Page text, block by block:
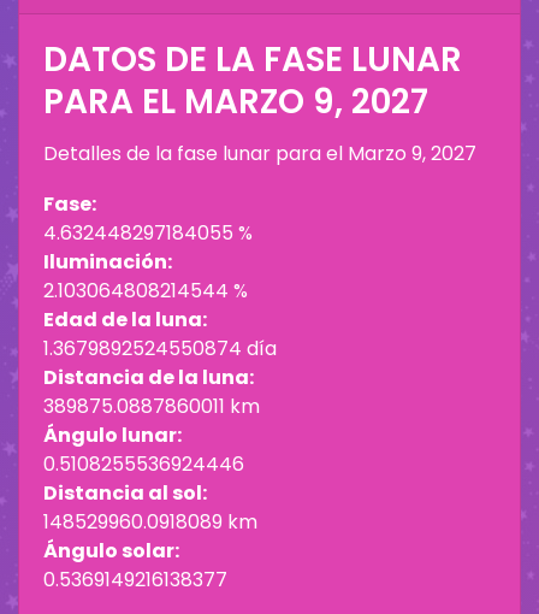
DATOS DE LA FASE LUNAR
PARA EL MARZO 9, 2027
Detalles de la fase lunar para el Marzo 9, 2027
Fase:
4.632448297184055 %
Iluminación:
2.103064808214544 %
Edad de la luna:
1.3679892524550874 día
Distancia de la luna:
389875.0887860011 km
Ángulo lunar:
0.5108255536924446
Distancia al sol:
148529960.0918089 km
Ángulo solar:
0.5369149216138377